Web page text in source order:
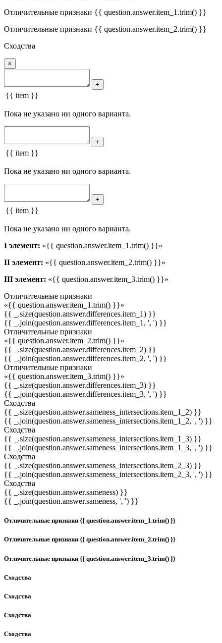
Отличительные признаки {{ question.answer.item_1.trim() }}
Отличительные признаки {{ question.answer.item_2.trim() }}
Сходства
×
+
{{ item }}
Пока не указано ни одного варианта.
+
{{ item }}
Пока не указано ни одного варианта.
+
{{ item }}
Пока не указано ни одного варианта.
I элемент: «{{ question.answer.item_1.trim() }}»
II элемент: «{{ question.answer.item_2.trim() }}»
III элемент: «{{ question.answer.item_3.trim() }}»
Отличительные признаки
«{{ question.answer.item_1.trim() }}»
{{ _.size(question.answer.differences.item_1) }}
{{ _.join(question.answer.differences.item_1, ', ') }}
Отличительные признаки
«{{ question.answer.item_2.trim() }}»
{{ _.size(question.answer.differences.item_2) }}
{{ _.join(question.answer.differences.item_2, ', ') }}
Отличительные признаки
«{{ question.answer.item_3.trim() }}»
{{ _.size(question.answer.differences.item_3) }}
{{ _.join(question.answer.differences.item_3, ', ') }}
Сходства
{{ _.size(question.answer.sameness_intersections.item_1_2) }}
{{ _.join(question.answer.sameness_intersections.item_1_2, ', ') }}
Сходства
{{ _.size(question.answer.sameness_intersections.item_1_3) }}
{{ _.join(question.answer.sameness_intersections.item_1_3, ', ') }}
Сходства
{{ _.size(question.answer.sameness_intersections.item_2_3) }}
{{ _.join(question.answer.sameness_intersections.item_2_3, ', ') }}
Сходства
{{ _.size(question.answer.sameness) }}
{{ _.join(question.answer.sameness, ', ') }}
Отличительные признаки {{ question.answer.item_1.trim() }}
Отличительные признаки {{ question.answer.item_2.trim() }}
Отличительные признаки {{ question.answer.item_3.trim() }}
Сходства
Сходства
Сходства
Сходства